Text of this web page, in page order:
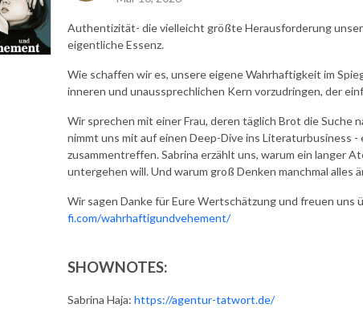
Authentizität- die vielleicht größte Herausforderung
eigentliche Essenz.
Wie schaffen wir es, unsere eigene Wahrhaftigkeit im
inneren und unaussprechlichen Kern vorzudringen, der
Wir sprechen mit einer Frau, deren täglich Brot die
nimmt uns mit auf einen Deep-Dive ins Literaturbusiness
zusammentreffen. Sabrina erzählt uns, warum ein langer
untergehen will. Und warum groß Denken manchmal alles
Wir sagen Danke für Eure Wertschätzung und freuen uns
fi.com/wahrhaftigundvehement/
SHOWNOTES:
Sabrina Haja: https://agentur-tatwort.de/